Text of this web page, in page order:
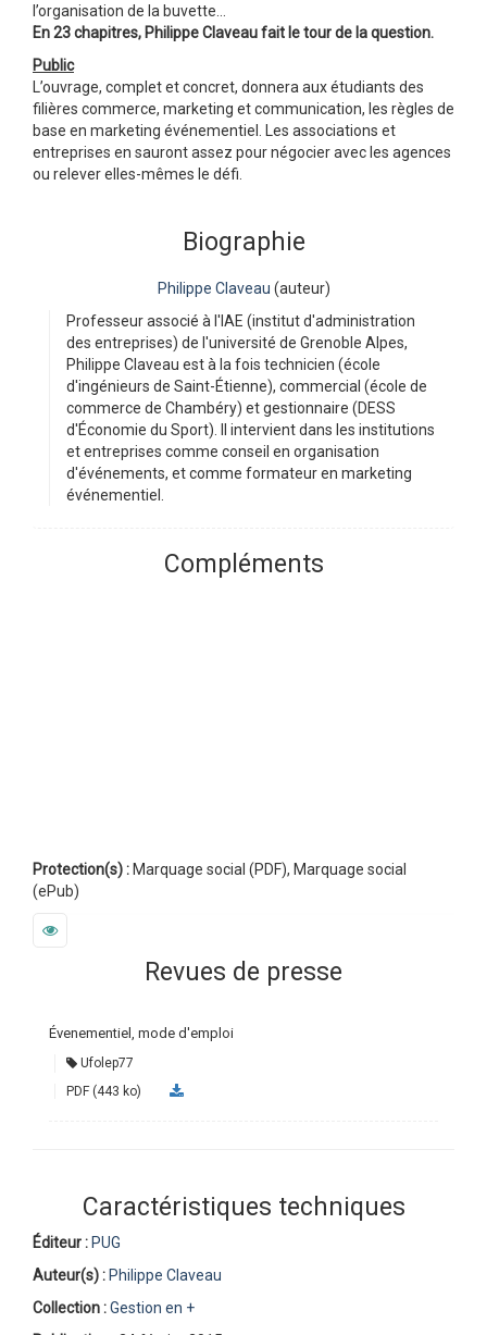
l’organisation de la buvette…
En 23 chapitres, Philippe Claveau fait le tour de la question.
Public
L’ouvrage, complet et concret, donnera aux étudiants des
filières commerce, marketing et communication, les règles de
base en marketing événementiel. Les associations et
entreprises en sauront assez pour négocier avec les agences
ou relever elles-mêmes le défi.
Biographie
Philippe Claveau (auteur)
Professeur associé à l'IAE (institut d'administration
des entreprises) de l'université de Grenoble Alpes,
Philippe Claveau est à la fois technicien (école
d'ingénieurs de Saint-Étienne), commercial (école de
commerce de Chambéry) et gestionnaire (DESS
d'Économie du Sport). Il intervient dans les institutions
et entreprises comme conseil en organisation
d'événements, et comme formateur en marketing
événementiel.
Compléments
Protection(s) : Marquage social (PDF), Marquage social
(ePub)
Revues de presse
Évenementiel, mode d'emploi
Ufolep77
PDF (443 ko)
Caractéristiques techniques
Éditeur : PUG
Auteur(s) : Philippe Claveau
Collection :Gestion en +